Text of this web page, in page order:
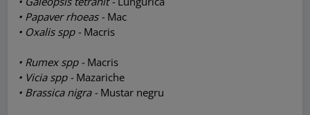
• Papaver rhoeas - Mac
• Oxalis spp - Macris
• Rumex spp - Macris
• Vicia spp - Mazariche
• Brassica nigra - Mustar negru